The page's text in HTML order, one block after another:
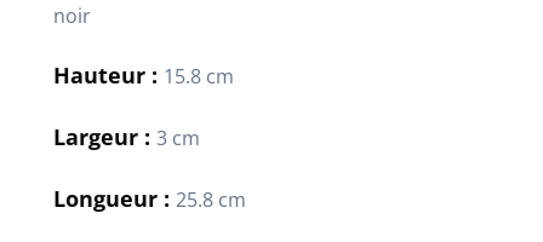
noir
Hauteur : 15.8 cm
Largeur : 3 cm
Longueur : 25.8 cm